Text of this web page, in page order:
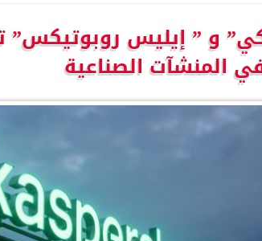
و ” إيليس روبوتيكس”
المنشآت الصناعية